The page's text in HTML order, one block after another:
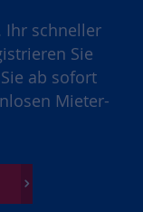
Ihr schneller
Sie
ab sofort
Mieter-